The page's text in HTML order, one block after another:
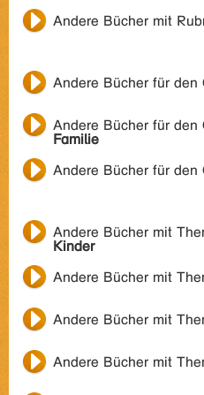
Andere Bücher mit
Andere Bücher für den
Andere Bücher für den
Familie
Andere Bücher für den
Andere Bücher mit
Kinder
Andere Bücher mit
Andere Bücher mit
Andere Bücher mit